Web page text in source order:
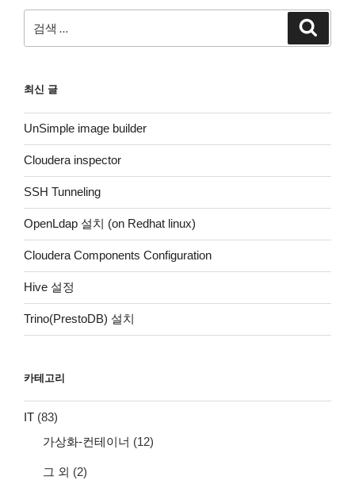
색:
최신 글
UnSimple image builder
Cloudera inspector
SSH Tunneling
OpenLdap 설치 (on Redhat linux)
Cloudera Components Configuration
Hive 설정
Trino(PrestoDB) 설치
카테고리
IT (83)
가상화-컨테이너 (12)
그 외 (2)